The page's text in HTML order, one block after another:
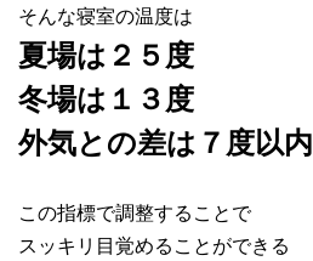
そんな寝室の温度は
夏場は２５度
冬場は１３度
外気との差は７度以内
この指標で調整することで
スッキリ目覚めることができる